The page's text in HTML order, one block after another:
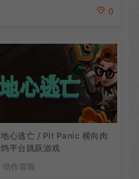
0
地心逃亡 / Pit Panic 横向肉
鸽平台跳跃游戏
动作冒险